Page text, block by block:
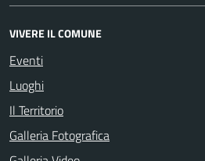
VIVERE IL COMUNE
Eventi
Luoghi
Il Territorio
Galleria Fotografica